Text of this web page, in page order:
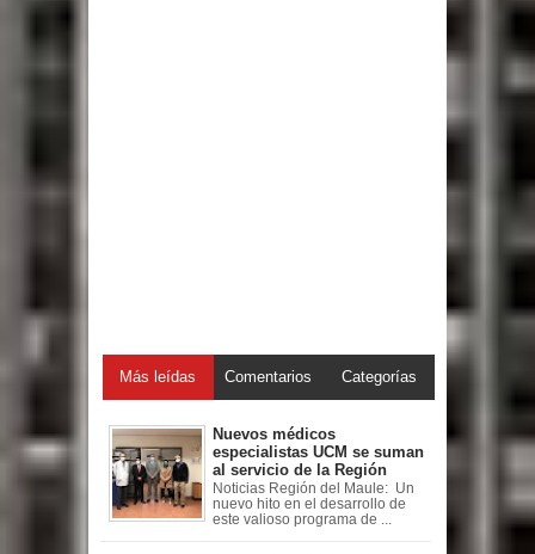
Más leídas Comentarios Categorías
Nuevos médicos
especialistas UCM se suman
al servicio de la Región
Noticias Región del Maule: Un
nuevo hito en el desarrollo de
este valioso programa de ...